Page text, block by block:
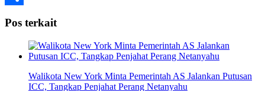
Pos terkait
Walikota New York Minta Pemerintah AS Jalankan Putusan
ICC, Tangkap Penjahat Perang Netanyahu